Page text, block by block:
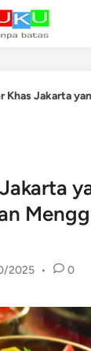
Khas Jakarta
2025 • 0